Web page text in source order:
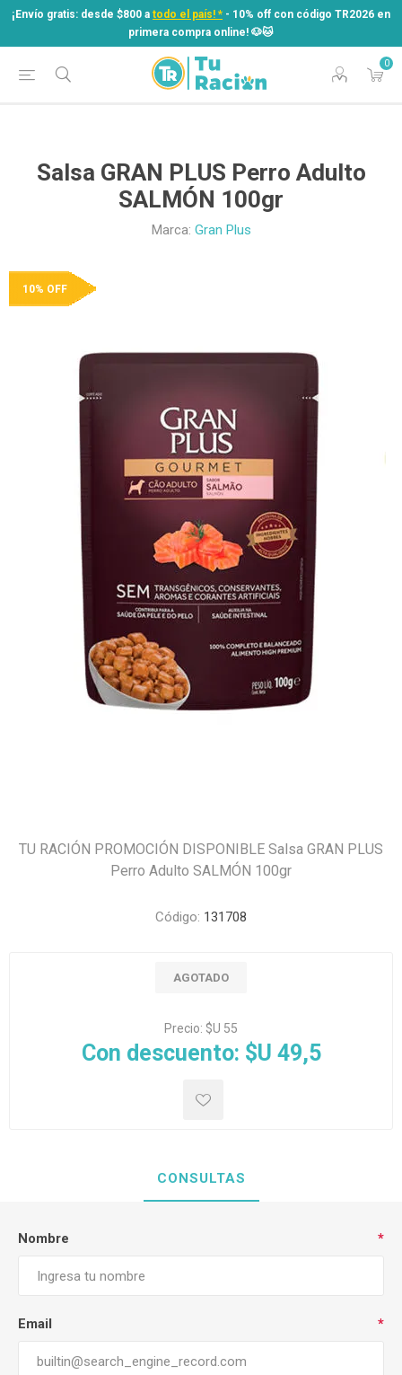
¡Envío gratis: desde $800 a todo el país! * - 10% off con código TR2026 en
primera compra online! ​🐶​🐱
0
¡Envío gratis: desde $800 atodo el país! *
- 10% off con código TR2026 en
primera compra online! ​🐶​🐱
Salsa GRAN PLUS Perro Adulto
SALMÓN 100gr
Marca: Gran Plus
10% OFF
TU RACIÓN PROMOCIÓN DISPONIBLE Salsa GRAN PLUS
Perro Adulto SALMÓN 100gr
Código: 131708
AGOTADO
Precio: $U 55
Con descuento: $U 49,5
CONSULTAS
Nombre *
Email *